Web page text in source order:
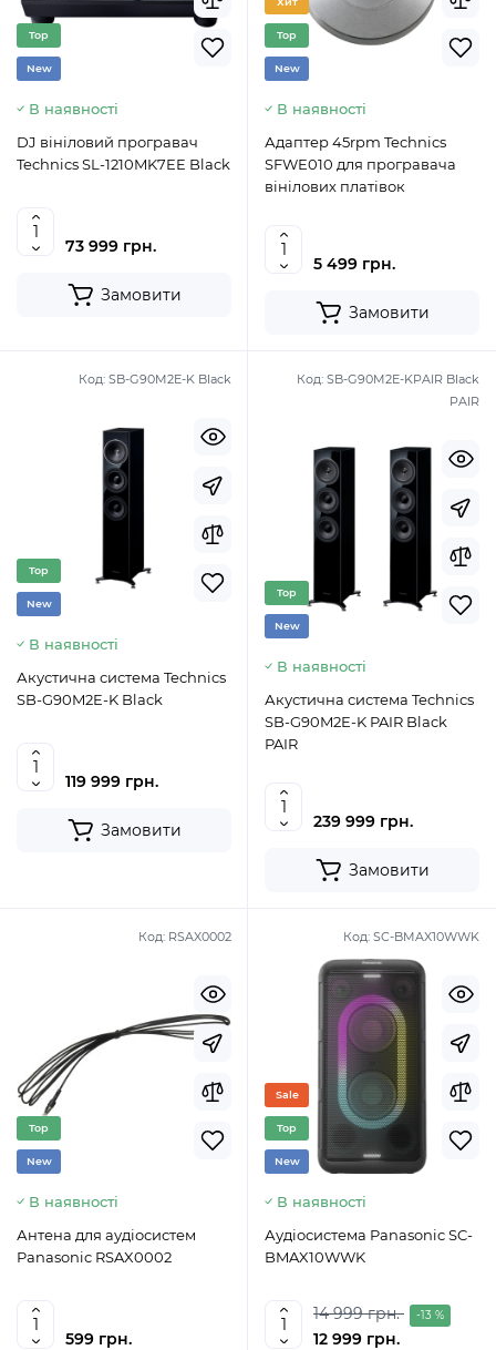
Top
New
В наявності
DJ вініловий програвач
Technics SL-1210MK7EE Black
73 999 грн.
Замовити
Top
New
В наявності
Адаптер 45rpm Technics
SFWE010 для програвача
вінілових платівок
5 499 грн.
Замовити
Код: SB-G90M2E-K Black
Top
New
В наявності
Акустична система Technics
SB-G90M2E-K Black
119 999 грн.
Замовити
Код: SB-G90M2E-KPAIR Black
PAIR
Top
New
В наявності
Акустична система Technics
SB-G90M2E-K PAIR Black
PAIR
239 999 грн.
Замовити
Код: RSAX0002
Top
New
В наявності
Антена для аудіосистем
Panasonic RSAX0002
599 грн.
Код: SC-BMAX10WWK
Sale
Top
New
В наявності
Аудіосистема Panasonic SC-
BMAX10WWK
14 999 грн. -13 %
12 999 грн.